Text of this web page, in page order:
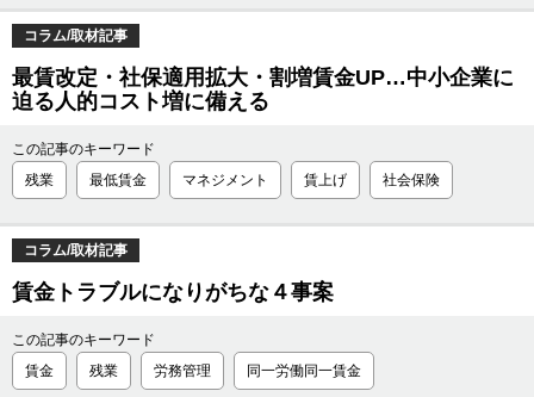
コラム/取材記事
最賃改定・社保適用拡大・割増賃金UP…中小企業に
迫る人的コスト増に備える
この記事のキーワード
残業
最低賃金 マネジメント 賃上げ 社会保険
コラム/取材記事
賃金トラブルになりがちな４事案
この記事のキーワード
賃金
残業 労務管理 同一労働同一賃金